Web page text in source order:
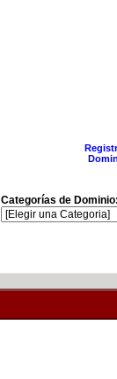
Categorías de Dominio: